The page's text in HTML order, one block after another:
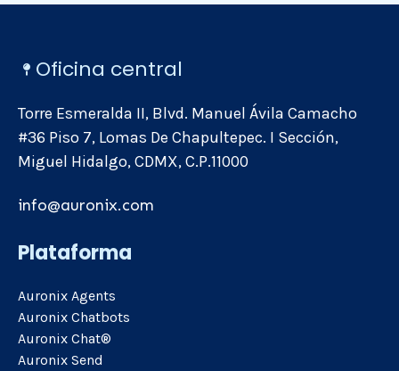
Oficina central
Torre Esmeralda II, Blvd. Manuel Ávila Camacho
#36 Piso 7, Lomas De Chapultepec. I Sección,
Miguel Hidalgo, CDMX, C.P.11000
info@auronix.com
Plataforma
Auronix Agents
Auronix Chatbots
Auronix Chat®
Auronix Send